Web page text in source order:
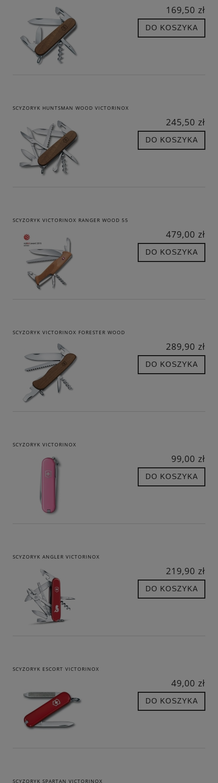
169,50 zł
DO KOSZYKA
SCYZORYK HUNTSMAN WOOD VICTORINOX
245,50 zł
DO KOSZYKA
SCYZORYK VICTORINOX RANGER WOOD 55
479,00 zł
DO KOSZYKA
SCYZORYK VICTORINOX FORESTER WOOD
289,90 zł
DO KOSZYKA
SCYZORYK VICTORINOX
99,00 zł
DO KOSZYKA
SCYZORYK ANGLER VICTORINOX
219,90 zł
DO KOSZYKA
SCYZORYK ESCORT VICTORINOX
49,00 zł
DO KOSZYKA
SCYZORYK SPARTAN VICTORINOX